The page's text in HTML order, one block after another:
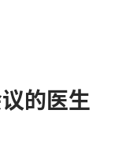
的医生